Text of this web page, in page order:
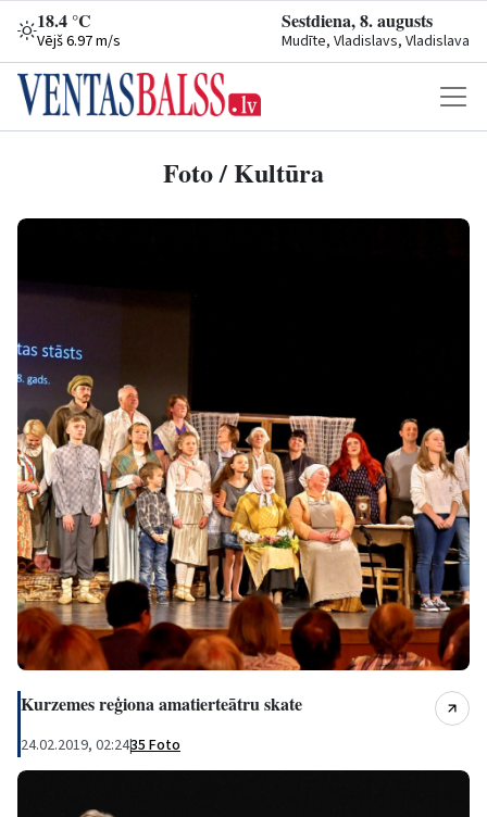
18.4 °C
Vējš 6.97 m/s
Sestdiena, 8. augusts
Mudīte, Vladislavs, Vladislava
Foto / Kultūra
Kurzemes reģiona amatierteātru skate
24.02.2019, 02:24|35 Foto